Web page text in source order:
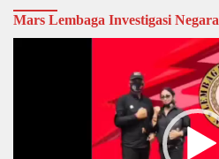
Mars Lembaga Investigasi Negara